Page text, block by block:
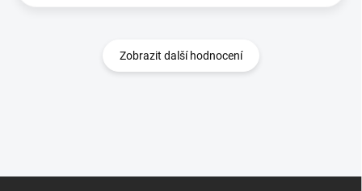
Zobrazit další hodnocení